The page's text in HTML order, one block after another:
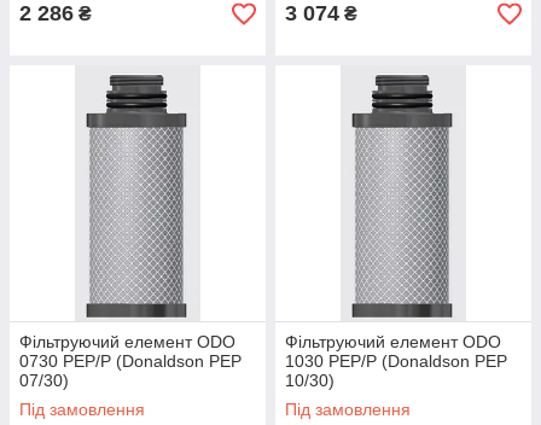
2 286 ₴ 3 074 ₴
Фільтруючий елемент ODO
0730 PEP/P (Donaldson PEP
07/30)
Під замовлення
Фільтруючий елемент ODO
1030 PEP/P (Donaldson PEP
10/30)
Під замовлення